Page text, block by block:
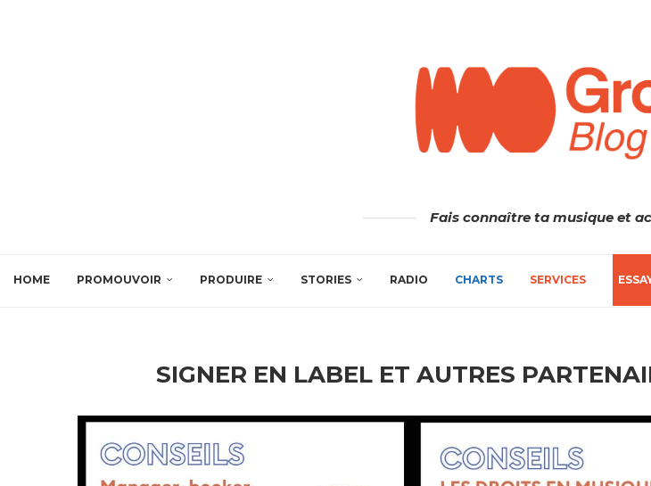
Fais connaître ta musique et
HOME PROMOUVOIR PRODUIRE STORIES RADIO CHARTS SERVICES
SIGNER EN LABEL ET AUTRES